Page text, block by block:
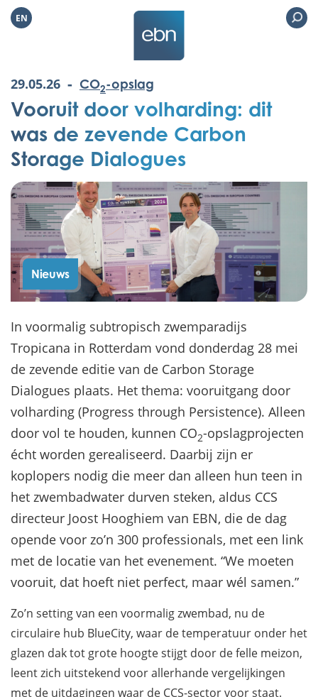
EN
29.05.26 - CO2-opslag
Vooruit door volharding: dit
was de zevende Carbon
Storage Dialogues
Nieuws
In voormalig subtropisch zwemparadijs
Tropicana in Rotterdam vond donderdag 28 mei
de zevende editie van de Carbon Storage
Dialogues plaats. Het thema: vooruitgang door
volharding (Progress through Persistence). Alleen
door vol te houden, kunnen CO2-opslagprojecten
écht worden gerealiseerd. Daarbij zijn er
koplopers nodig die meer dan alleen hun teen in
het zwembadwater durven steken, aldus CCS
directeur Joost Hooghiem van EBN, die de dag
opende voor zo’n 300 professionals, met een link
met de locatie van het evenement. “We moeten
vooruit, dat hoeft niet perfect, maar wél samen.”
Zo’n setting van een voormalig zwembad, nu de
circulaire hub BlueCity, waar de temperatuur onder het
glazen dak tot grote hoogte stijgt door de felle meizon,
leent zich uitstekend voor allerhande vergelijkingen
met de uitdagingen waar de CCS-sector voor staat.